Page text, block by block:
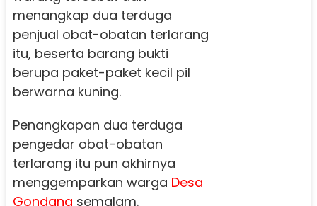
menangkap dua terduga
penjual obat-obatan terlarang
itu, beserta barang bukti
berupa paket-paket kecil pil
berwarna kuning.
Penangkapan dua terduga
pengedar obat-obatan
terlarang itu pun akhirnya
menggemparkan warga Desa
Gondang semalam.